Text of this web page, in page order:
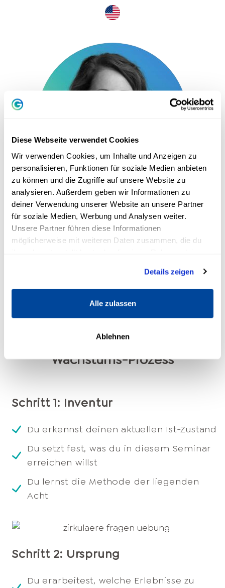
Diese Webseite verwendet Cookies
Wir verwenden Cookies, um Inhalte und Anzeigen zu
personalisieren, Funktionen für soziale Medien anbieten
zu können und die Zugriffe auf unsere Website zu
analysieren. Außerdem geben wir Informationen zu
deiner Verwendung unserer Website an unsere Partner
für soziale Medien, Werbung und Analysen weiter.
Unsere Partner führen diese Informationen
möglicherweise mit weiteren Daten zusammen, die du
Details zeigen
Alle zulassen
Ablehnen
Stefanie Stahl
Diplom Psychologin,
Autorin von "Das Kind in dir muss Heimat finden"
begleiten dich intensiv bei deinem
Wachstums-Prozess
Schritt 1: Inventur
Du erkennst deinen aktuellen Ist-Zustand
Du setzt fest, was du in diesem Seminar
erreichen willst
Du lernst die Methode der liegenden
Acht
Schritt 2: Ursprung
Du erarbeitest, welche Erlebnisse zu